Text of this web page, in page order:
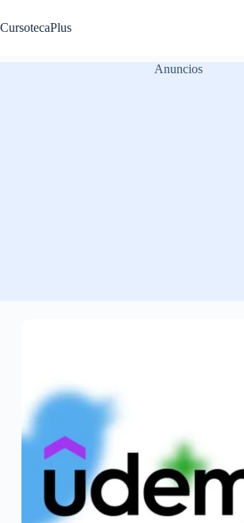
al
contenido
CursotecaPlus
Anuncios